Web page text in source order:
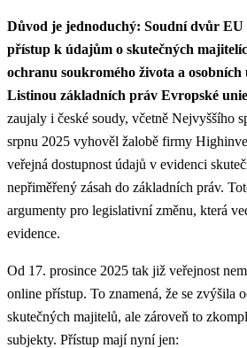
Důvod je jednoduchý: Soudní dvůr EU
přístup k údajům o skutečných
ochranu soukromého života a
Listinou základních práv Evropské
zaujaly i české soudy, včetně Nejvyššího
srpnu 2025 vyhověl žalobě firmy
veřejná dostupnost údajů v evidenci
nepřiměřený zásah do základních práv.
argumenty pro legislativní změnu, která
evidence.
Od 17. prosince 2025 tak již veřejnost
online přístup. To znamená, že se zvýšila
skutečných majitelů, ale zároveň to
subjekty. Přístup mají nyní jen: